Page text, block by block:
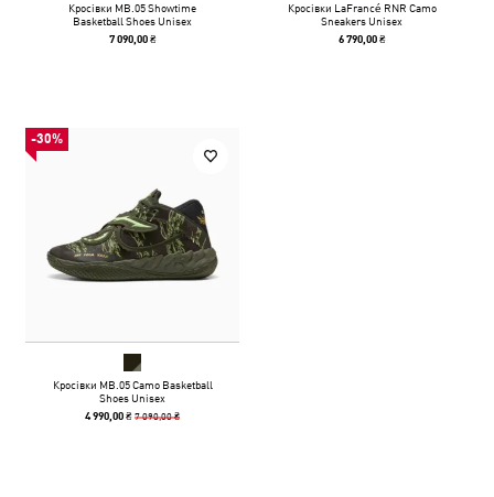
Кросівки MB.05 Showtime
Basketball Shoes Unisex
7 090,00 ₴
Кросівки LaFrancé RNR Camo
Sneakers Unisex
6 790,00 ₴
-30%
Кросівки MB.05 Camo Basketball
Shoes Unisex
4 990,00 ₴7 090,00 ₴